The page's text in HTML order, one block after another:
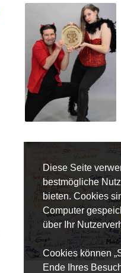
Diese Seite
bestmögliche
bieten. Cookies
Computer
über Ihr
Cookies können
Ende Ihres